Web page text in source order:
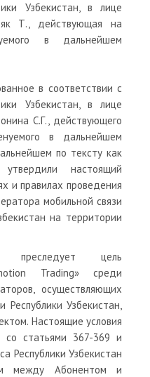
Узбекистан, в лице
Т., действующая на
в дальнейшем
в соответствии с
Узбекистан, в лице
С.Г., действующего
в дальнейшем
по тексту как
настоящий
и правилах проведения
мобильной связи
на территории
преследует цель
Trading» среди
осуществляющих
Республики Узбекистан,
Настоящие условия
со статьями 367-369 и
Республики Узбекистан
между Абонентом и